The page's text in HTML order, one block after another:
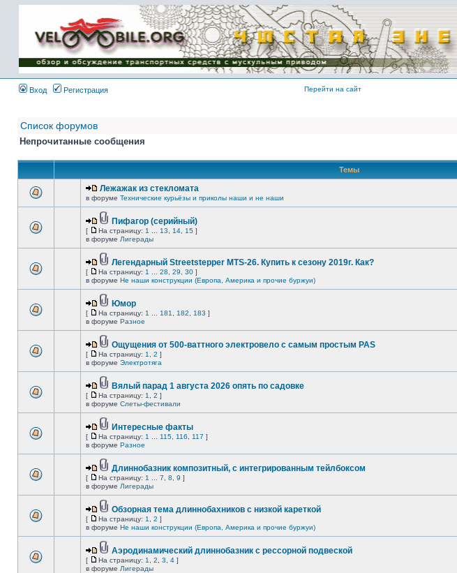
Имя пользователя:
Пароль:
{ LOG_ME_IN_SHORT
}
Вход Регистрация Перейти на сайт
Список форумов
Непрочитанные сообщения
Темы
Лежажак из стекломата
в форуме Технические курьёзы и приколы наши и не наши
Пифагор (серийный)
[ На страницу: 1 13 14 15 ]
в форуме Лигерады
Легендарный Streetstepper MTS-26. Купить к сезону 2019г. Как?
[ На страницу: 1 28 29 30 ]
в форуме Не наши конструкции (Европа, Америка и прочие буржуи)
Юмор
[ На страницу: 1 181 182 183 ]
в форуме Разное
Ощущения от 500-ваттного электровело с самым простым PAS
[ На страницу: 1 2 ]
в форуме Электротяга
Вялый парад 1 августа 2026 опять по садовке
[ На страницу: 1 2 ]
в форуме Слеты-фестивали
Интересные факты
[ На страницу: 1 115 116 117 ]
в форуме Разное
Длиннобазник композитный, с интегрированным тейлбоксом
[ На страницу: 1 7 8 9 ]
в форуме Лигерады
Обзорная тема длиннобахников с низкой кареткой
[ На страницу: 1 2 ]
в форуме Не наши конструкции (Европа, Америка и прочие буржуи)
Аэродинамический длиннобазник с рессорной подвеской
[ На страницу: 1 2 3 4 ]
в форуме Лигерады